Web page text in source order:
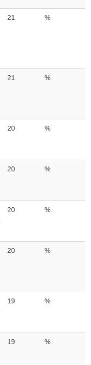
21 %
21 %
20 %
20 %
20 %
20 %
19 %
19 %